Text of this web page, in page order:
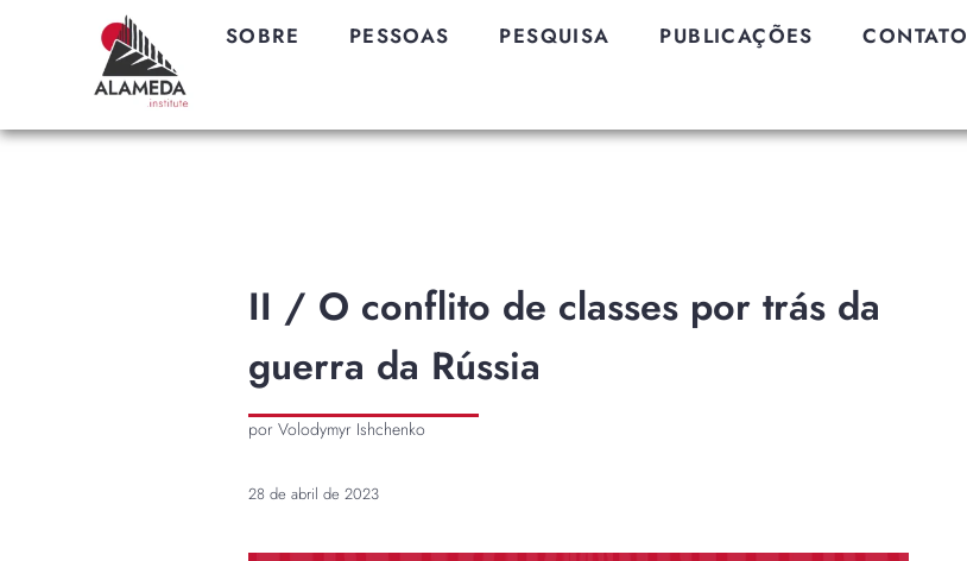
SOBRE PESSOAS PESQUISA PUBLICAÇÕES CONTATO
II / O conflito de classes por trás da
guerra da Rússia
por Volodymyr Ishchenko
28 de abril de 2023